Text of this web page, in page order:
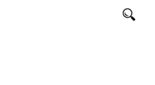
Перейти к основному